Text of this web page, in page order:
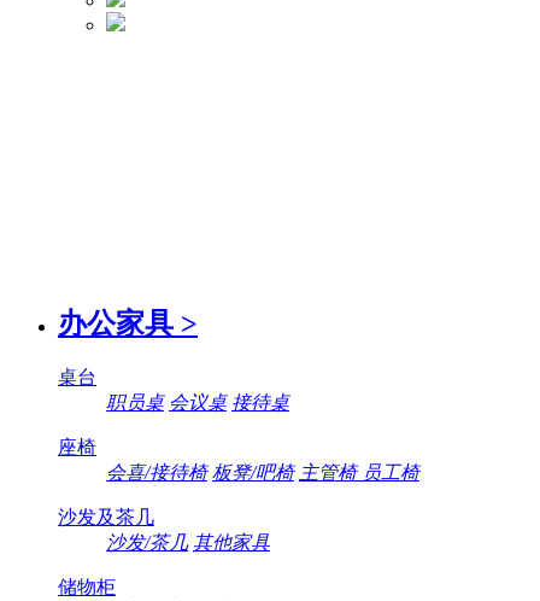
办公家具 >
桌台
职员桌 会议桌 接待桌
座椅
会喜/接待椅 板凳/吧椅 主管椅 员工椅
沙发及茶几
沙发/茶几 其他家具
储物柜